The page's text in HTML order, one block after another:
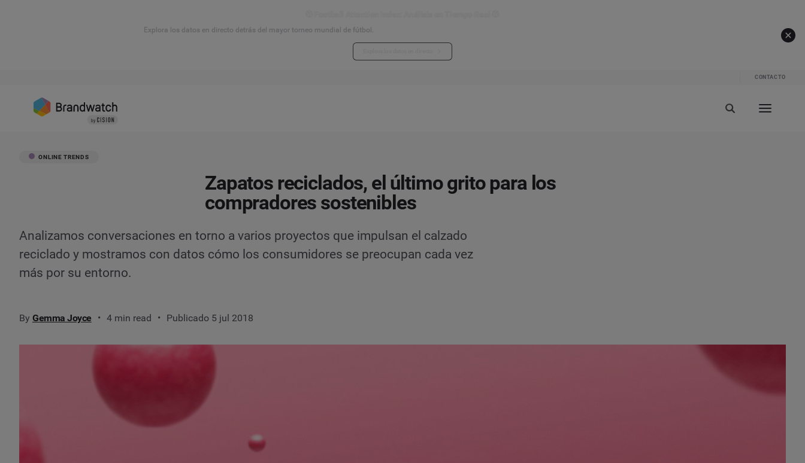
Explora los datos en directo detrás del mayor torneo mundial de fútbol.
CONTACTO
ONLINE TRENDS
Zapatos reciclados, el último grito para los
compradores sostenibles
Analizamos conversaciones en torno a varios proyectos que impulsan el calzado
reciclado y mostramos con datos cómo los consumidores se preocupan cada vez
más por su entorno.
By Gemma Joyce 4 min read Publicado 5 jul 2018